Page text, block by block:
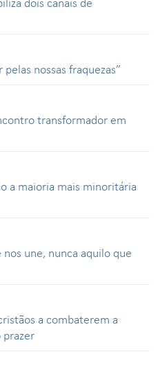
nossas fraquezas”
transformador em
a maioria mais minoritária
une, nunca aquilo que
a combaterem a